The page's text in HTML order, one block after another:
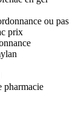
ou pas
prix
pharmacie